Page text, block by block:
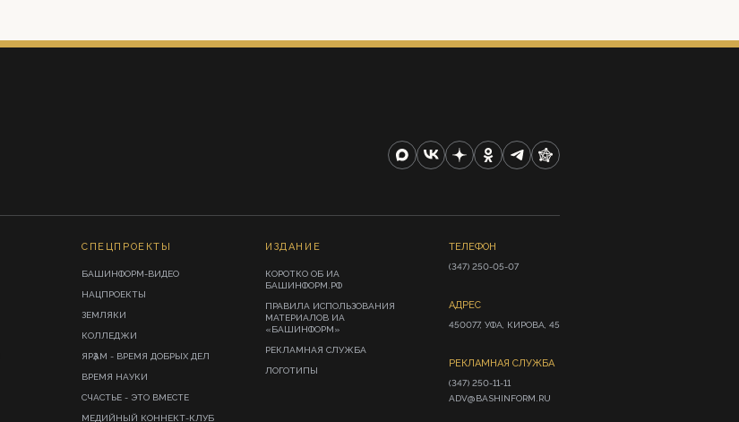
СПЕЦПРОЕКТЫ
БАШИНФОРМ-ВИДЕО
НАЦПРОЕКТЫ
ЗЕМЛЯКИ
КОЛЛЕДЖИ
ЯРҘАМ - ВРЕМЯ ДОБРЫХ ДЕЛ
ВРЕМЯ НАУКИ
СЧАСТЬЕ - ЭТО ВМЕСТЕ
МЕДИЙНЫЙ КОННЕКТ-КЛУБ
ИЗДАНИЕ
КОРОТКО ОБ ИА
БАШИНФОРМ.РФ
ПРАВИЛА ИСПОЛЬЗОВАНИЯ
МАТЕРИАЛОВ ИА
«БАШИНФОРМ»
РЕКЛАМНАЯ СЛУЖБА
ЛОГОТИПЫ
ТЕЛЕФОН
(347) 250-05-07
АДРЕС
450077, УФА, КИРОВА, 45
РЕКЛАМНАЯ СЛУЖБА
(347) 250-11-11
ADV@BASHINFORM.RU